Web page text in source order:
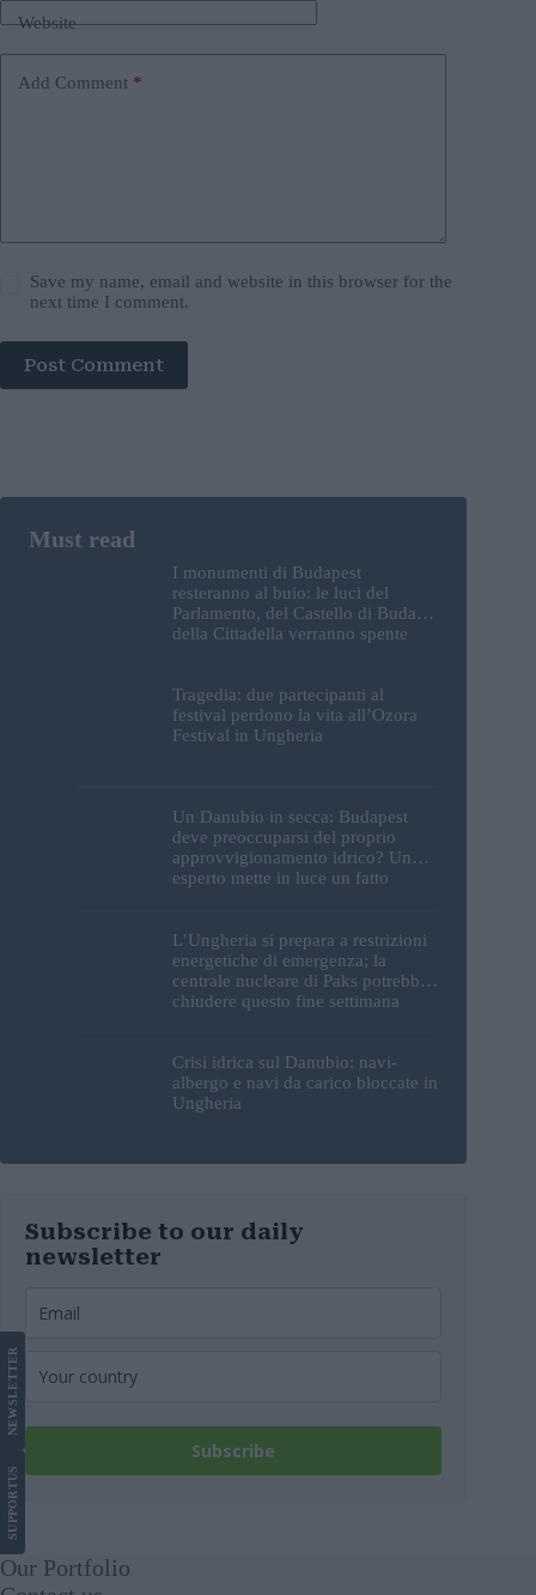
Website
Add Comment *
Save my name, email and website in this browser for the
next time I comment.
Post Comment
I monumenti di Budapest
resteranno al buio: le luci del
Parlamento, del Castello di Buda e
della Cittadella verranno spente
Tragedia: due partecipanti al
festival perdono la vita all’Ozora
Festival in Ungheria
Un Danubio in secca: Budapest
deve preoccuparsi del proprio
approvvigionamento idrico? Un
esperto mette in luce un fatto
L’Ungheria si prepara a restrizioni
energetiche di emergenza; la
centrale nucleare di Paks potrebbe
chiudere questo fine settimana
Crisi idrica sul Danubio: navi-
albergo e navi da carico bloccate in
Ungheria
Subscribe to our daily
newsletter
Subscribe
SUPPORT
US
NEWS
LETTER
Our Portfolio